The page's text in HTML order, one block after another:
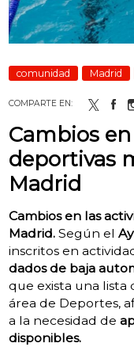
comunidad Madrid
COMPARTE EN:
Cambios
deportivas
Madrid
Cambios en las
Madrid.Según el
inscritos en
dados de baja
que exista una lista
área de Deportes,
a la necesidad de
disponibles.